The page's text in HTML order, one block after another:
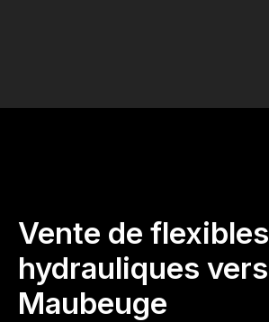
Vente de flexibles
hydrauliques vers
Maubeuge